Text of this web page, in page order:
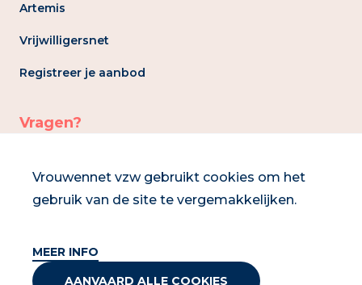
Vrouwennet vzw gebruikt cookies om het
gebruik van de site te vergemakkelijken.
MEER INFO
AANVAARD ALLE COOKIES
Artemis
Vrijwilligersnet
Registreer je aanbod
Vragen?
02 286 93 30